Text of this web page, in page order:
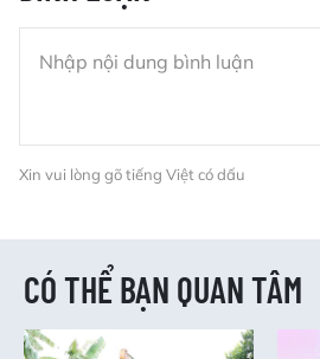
Xin vui lòng gõ tiếng Việt có dấu
CÓ THỂ BẠN QUAN TÂM